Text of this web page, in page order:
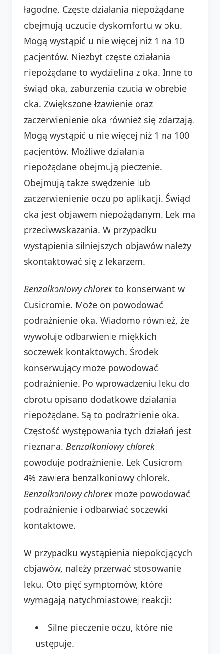
łagodne. Częste działania niepożądane
obejmują uczucie dyskomfortu w oku.
Mogą wystąpić u nie więcej niż 1 na 10
pacjentów. Niezbyt częste działania
niepożądane to wydzielina z oka. Inne to
świąd oka, zaburzenia czucia w obrębie
oka. Zwiększone łzawienie oraz
zaczerwienienie oka również się zdarzają.
Mogą wystąpić u nie więcej niż 1 na 100
pacjentów. Możliwe działania
niepożądane obejmują pieczenie.
Obejmują także swędzenie lub
zaczerwienienie oczu po aplikacji. Świąd
oka jest objawem niepożądanym. Lek ma
przeciwwskazania. W przypadku
wystąpienia silniejszych objawów należy
skontaktować się z lekarzem.
Benzalkoniowy chlorek to konserwant w
Cusicromie. Może on powodować
podrażnienie oka. Wiadomo również, że
wywołuje odbarwienie miękkich
soczewek kontaktowych. Środek
konserwujący może powodować
podrażnienie. Po wprowadzeniu leku do
obrotu opisano dodatkowe działania
niepożądane. Są to podrażnienie oka.
Częstość występowania tych działań jest
nieznana. Benzalkoniowy chlorek
powoduje podrażnienie. Lek Cusicrom
4% zawiera benzalkoniowy chlorek.
Benzalkoniowy chlorek może powodować
podrażnienie i odbarwiać soczewki
kontaktowe.
W przypadku wystąpienia niepokojących
objawów, należy przerwać stosowanie
leku. Oto pięć symptomów, które
wymagają natychmiastowej reakcji:
Silne pieczenie oczu, które nie
ustępuje.